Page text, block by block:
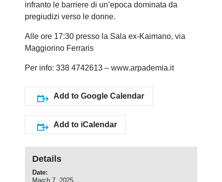
infranto le barriere di un’epoca dominata da
pregiudizi verso le donne.
Alle ore 17:30 presso la Sala ex-Kaimano, via
Maggiorino Ferraris
Per info: 338 4742613 – www.arpademia.it
Add to Google Calendar
Add to iCalendar
Details
Date:
March 7, 2025